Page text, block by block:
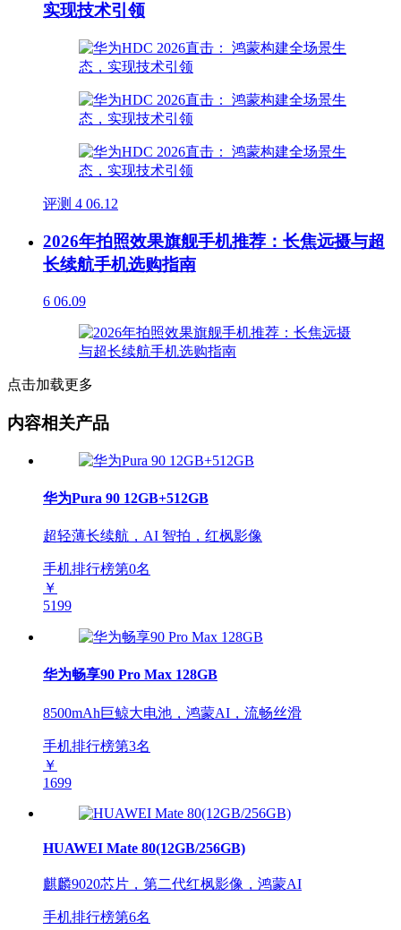
实现技术引领
评测 4 06.12
2026年拍照效果旗舰手机推荐：长焦远摄与超
长续航手机选购指南
6 06.09
点击加载更多
内容相关产品
华为Pura 90 12GB+512GB
超轻薄长续航，AI 智拍，红枫影像
手机排行榜第0名
￥
5199
华为畅享90 Pro Max 128GB
8500mAh巨鲸大电池，鸿蒙AI，流畅丝滑
手机排行榜第3名
￥
1699
HUAWEI Mate 80(12GB/256GB)
麒麟9020芯片，第二代红枫影像，鸿蒙AI
手机排行榜第6名